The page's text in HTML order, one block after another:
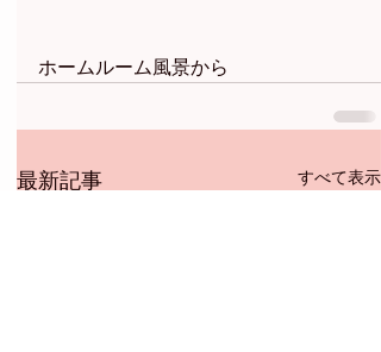
ホームルーム風景から
最新記事 すべて表示